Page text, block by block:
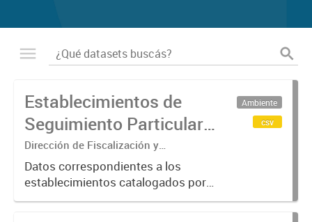
Establecimientos de
Seguimiento Particular
en la Cuenca Matanza
Riachuelo (2016-2023)
Dirección de Fiscalización y
Adecuación Ambiental
Datos correspondientes a los
establecimientos catalogados por
ACUMAR como de "Seguimiento
Ambiente
csv